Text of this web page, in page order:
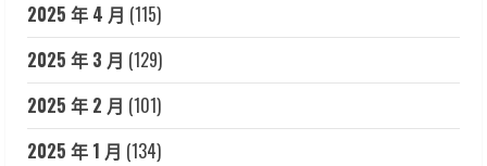
2025 年 4 月 (115)
2025 年 3 月 (129)
2025 年 2 月 (101)
2025 年 1 月 (134)